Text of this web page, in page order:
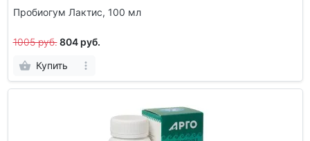
Пробиогум Лактис, 100 мл
1005 руб. 804 руб.
Купить